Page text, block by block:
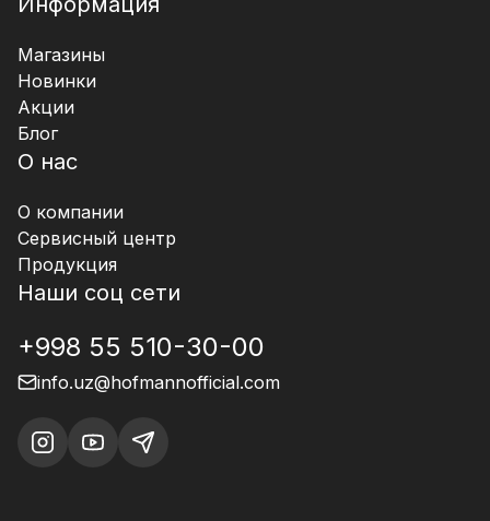
Магазины
Новинки
Акции
Блог
О нас
О компании
Сервисный центр
Продукция
Наши соц сети
+998 55 510-30-00
info.uz@hofmannofficial.com